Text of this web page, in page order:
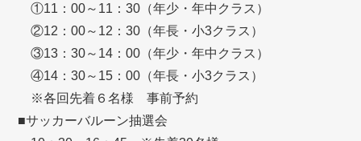
①11：00～11：30（年少・年中クラス）
②12：00～12：30（年長・小3クラス）
③13：30～14：00（年少・年中クラス）
④14：30～15：00（年長・小3クラス）
※各回先着６名様 事前予約
■サッカーバルーン抽選会